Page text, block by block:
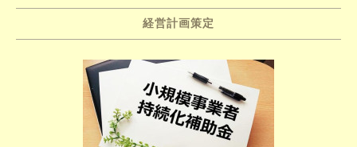
経営計画策定